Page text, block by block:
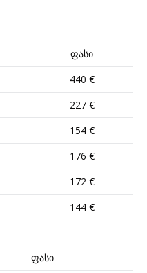
ფასი
440 €
227 €
154 €
176 €
172 €
144 €
ფასი